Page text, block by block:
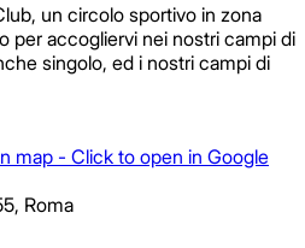
un circolo sportivo in zona
per accogliervi nei nostri campi di
singolo, ed i nostri campi di
, Roma